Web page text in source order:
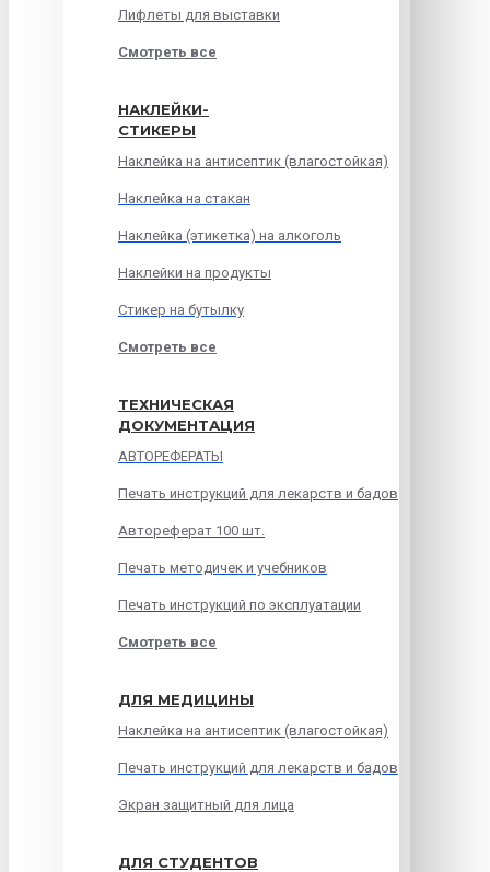
Лифлеты для выставки
Смотреть все
НАКЛЕЙКИ-
СТИКЕРЫ
Наклейка на антисептик (влагостойкая)
Наклейка на стакан
Наклейка (этикетка) на алкоголь
Наклейки на продукты
Стикер на бутылку
Смотреть все
ТЕХНИЧЕСКАЯ
ДОКУМЕНТАЦИЯ
АВТОРЕФЕРАТЫ
Печать инструкций для лекарств и бадов
Автореферат 100 шт.
Печать методичек и учебников
Печать инструкций по эксплуатации
Смотреть все
ДЛЯ МЕДИЦИНЫ
Наклейка на антисептик (влагостойкая)
Печать инструкций для лекарств и бадов
Экран защитный для лица
ДЛЯ СТУДЕНТОВ